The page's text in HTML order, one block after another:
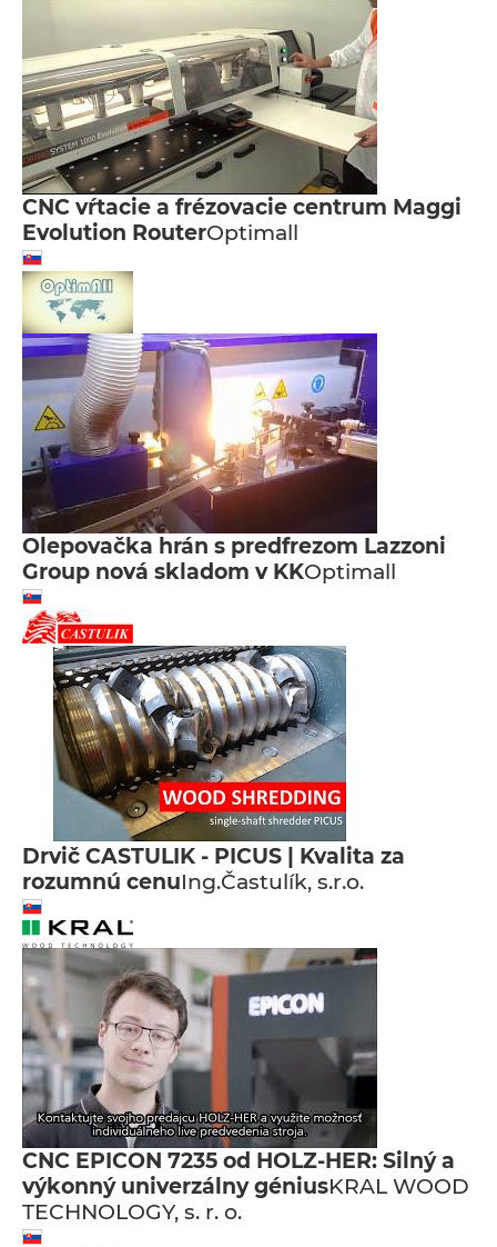
CNC vŕtacie a frézovacie centrum Maggi
Evolution RouterOptimall
Olepovačka hrán s predfrezom Lazzoni
Group nová skladom v KKOptimall
Drvič CASTULIK - PICUS | Kvalita za
rozumnú cenuIng.Častulík, s.r.o.
CNC EPICON 7235 od HOLZ-HER: Silný a
výkonný univerzálny géniusKRAL WOOD
TECHNOLOGY, s. r. o.